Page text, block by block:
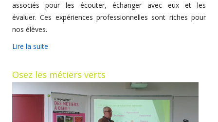
associés pour les écouter, échanger avec eux et les
évaluer. Ces expériences professionnelles sont riches pour
nos élèves.
Lire la suite
Osez les métiers verts